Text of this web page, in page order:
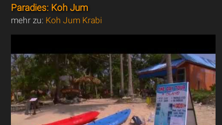
Paradies: Koh Jum
mehr zu: Koh Jum Krabi